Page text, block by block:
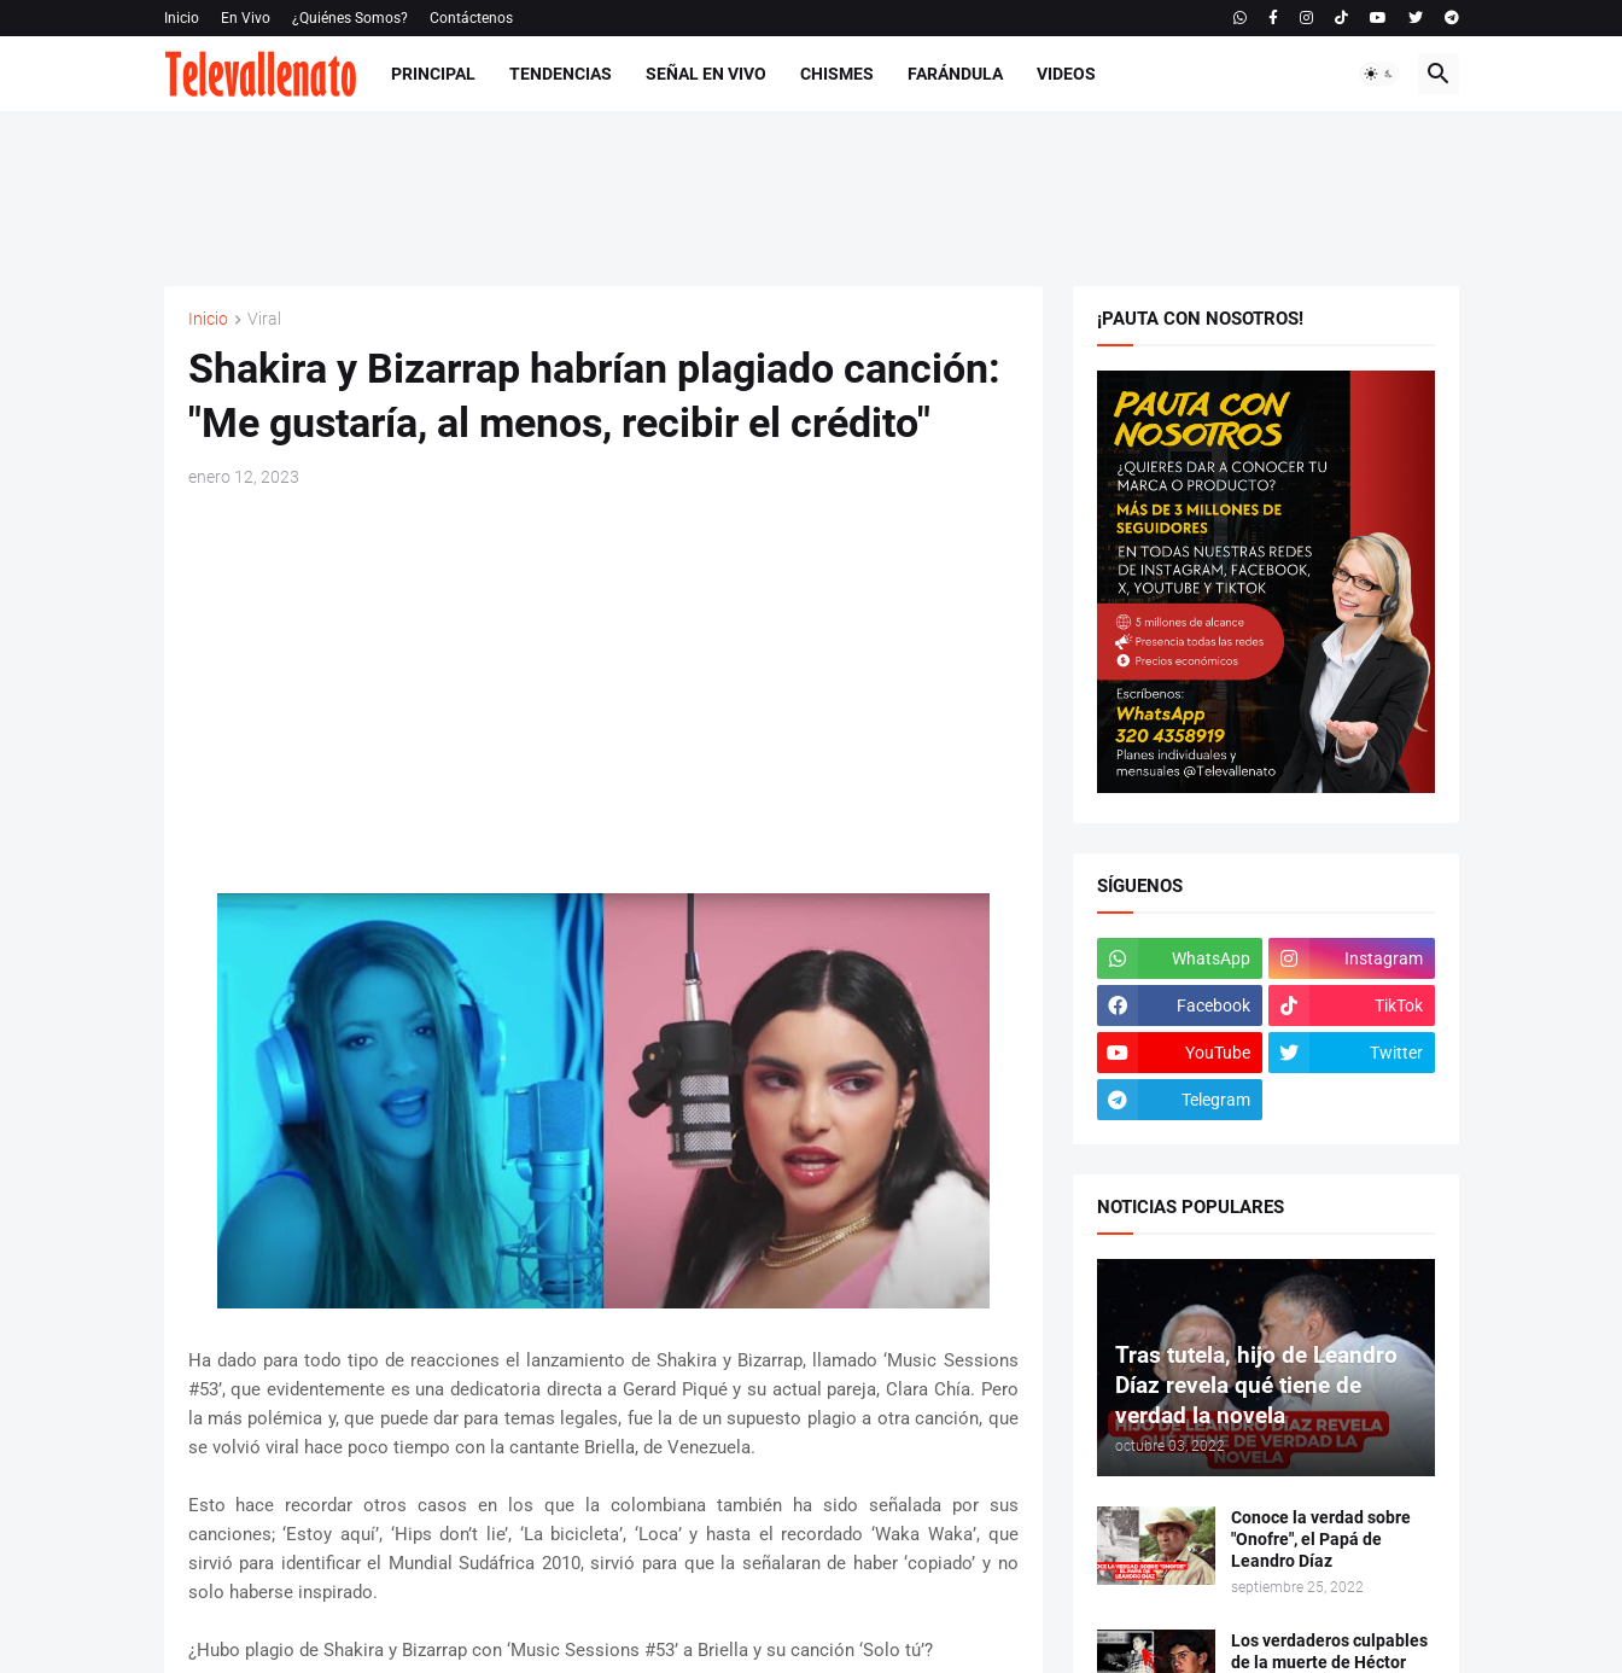
Inicio En Vivo ¿Quiénes Somos? Contáctenos
PRINCIPAL TENDENCIAS SEÑAL EN VIVO CHISMES FARÁNDULA VIDEOS
Inicio Viral
Shakira y Bizarrap habrían plagiado canción:
"Me gustaría, al menos, recibir el crédito"
enero 12, 2023
Ha dado para todo tipo de reacciones el lanzamiento de Shakira y Bizarrap, llamado ‘Music Sessions
#53’, que evidentemente es una dedicatoria directa a Gerard Piqué y su actual pareja, Clara Chía. Pero
la más polémica y, que puede dar para temas legales, fue la de un supuesto plagio a otra canción, que
se volvió viral hace poco tiempo con la cantante Briella, de Venezuela.
Esto hace recordar otros casos en los que la colombiana también ha sido señalada por sus
canciones; ‘Estoy aquí’, ‘Hips don’t lie’, ‘La bicicleta’, ‘Loca’ y hasta el recordado ‘Waka Waka’, que
sirvió para identificar el Mundial Sudáfrica 2010, sirvió para que la señalaran de haber ‘copiado’ y no
solo haberse inspirado.
¿Hubo plagio de Shakira y Bizarrap con ‘Music Sessions #53’ a Briella y su canción ‘Solo tú’?
¡PAUTA CON NOSOTROS!
SÍGUENOS
WhatsApp Instagram
Facebook TikTok
YouTube Twitter
Telegram
NOTICIAS POPULARES
Tras tutela, hijo de Leandro
Díaz revela qué tiene de
verdad la novela
octubre 03, 2022
Conoce la verdad sobre
"Onofre", el Papá de
Leandro Díaz
septiembre 25, 2022
Los verdaderos culpables
de la muerte de Héctor